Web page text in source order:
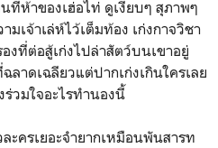
าของเฮ่อไท่ ดูเงียบๆ สุภาพๆ
เจ้าเล่ห์ไว้เต็มท้อง เก่งกาจวิชา
งที่ต่อสู้เก่งไปล่าสัตว์บนเขาอยู่
ลาดเฉลียวแต่ปากเก่งเกินใครเลย
วมใจอะไรทำนองนี้
รเยอะจำยากเหมือนพันสารท